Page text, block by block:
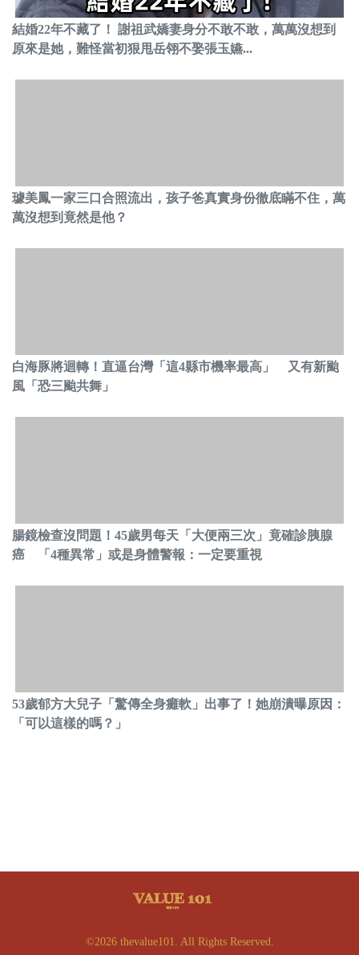
結婚22年不藏了！ 謝祖武嬌妻身分不敢不敢，萬萬沒想到
原來是她，難怪當初狠甩岳翎不娶張玉嬿...
璩美鳳一家三口合照流出，孩子爸真實身份徹底瞞不住，萬
萬沒想到竟然是他？
白海豚將迴轉！直逼台灣「這4縣市機率最高」 又有新颱
風「恐三颱共舞」
腸鏡檢查沒問題！45歲男每天「大便兩三次」竟確診胰腺
癌 「4種異常」或是身體警報：一定要重視
53歲郁方大兒子「驚傳全身癱軟」出事了！她崩潰曝原因：
「可以這樣的嗎？」
©2026 thevalue101. All Rights Reserved.